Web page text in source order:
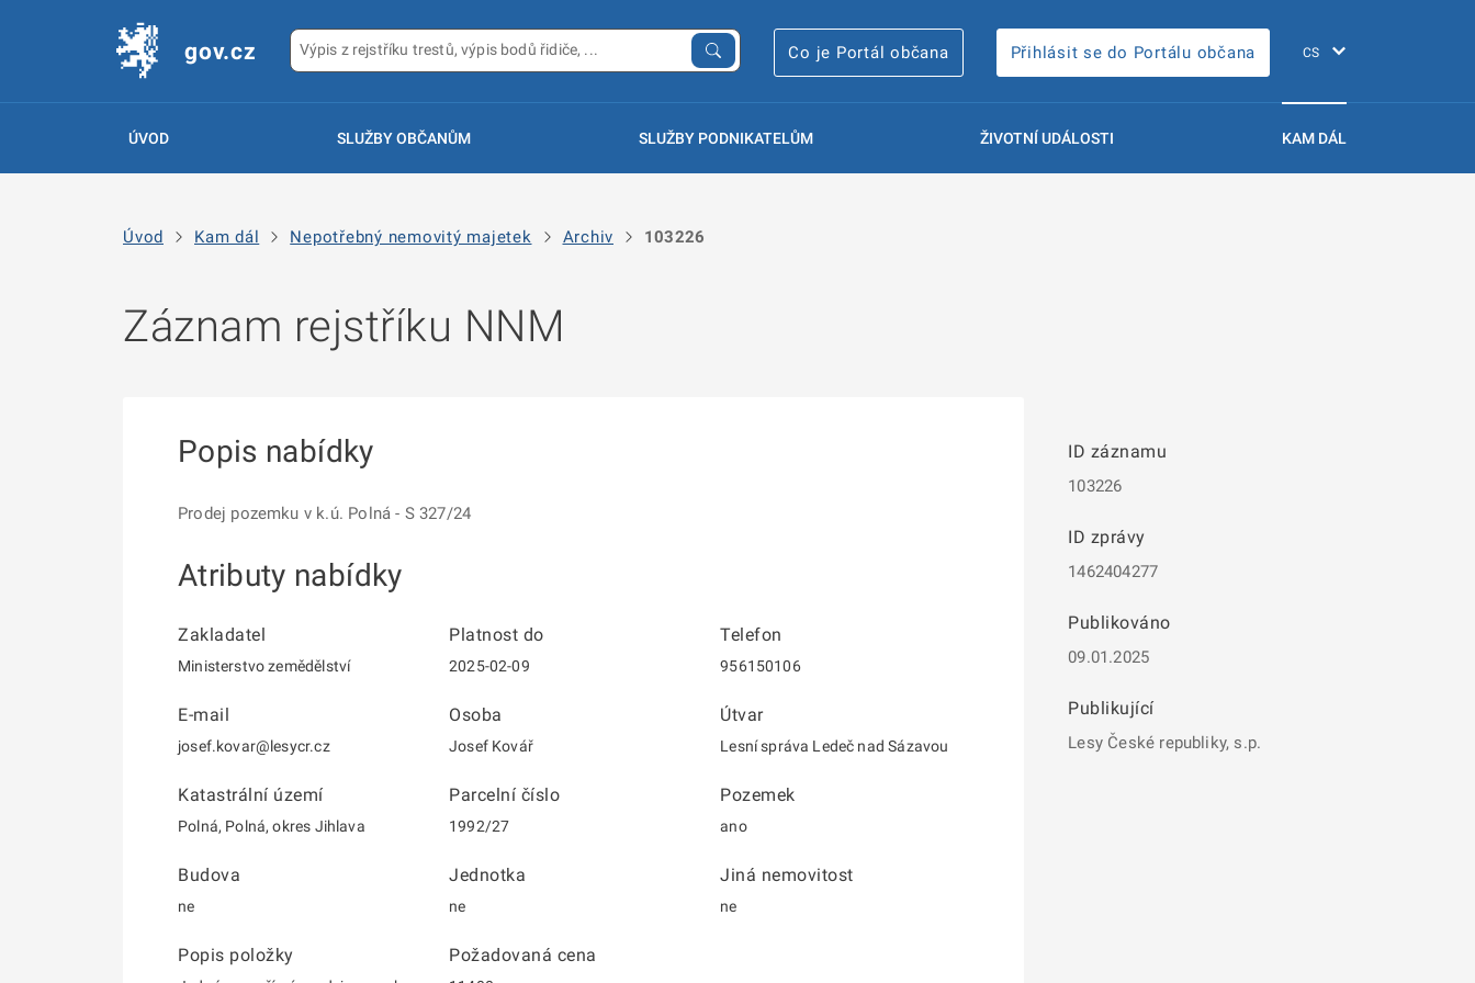
gov.cz Co je Portál občana Přihlásit se do Portálu občana
ÚVOD SLUŽBY OBČANŮM SLUŽBY PODNIKATELŮM ŽIVOTNÍ UDÁLOSTI KAM DÁL
Úvod Kam dál Nepotřebný nemovitý majetek Archiv 103226
Záznam rejstříku NNM
ID záznamu
103226
ID zprávy
1462404277
Publikováno
09.01.2025
Publikující
Lesy České republiky, s.p.
Popis nabídky
Prodej pozemku v k.ú. Polná - S 327/24
Atributy nabídky
Zakladatel
Ministerstvo zemědělství
Platnost do
2025-02-09
Telefon
956150106
E-mail
josef.kovar@lesycr.cz
Osoba
Josef Kovář
Útvar
Lesní správa Ledeč nad Sázavou
Katastrální území
Polná, Polná, okres Jihlava
Parcelní číslo
1992/27
Pozemek
ano
Budova
ne
Jednotka
ne
Jiná nemovitost
ne
Popis položky Požadovaná cena